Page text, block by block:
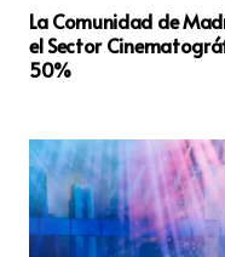
La Comunidad de
el Sector
50%